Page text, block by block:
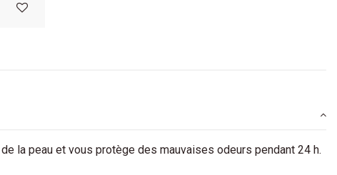
la peau et vous protège des mauvaises odeurs pendant 24 h.